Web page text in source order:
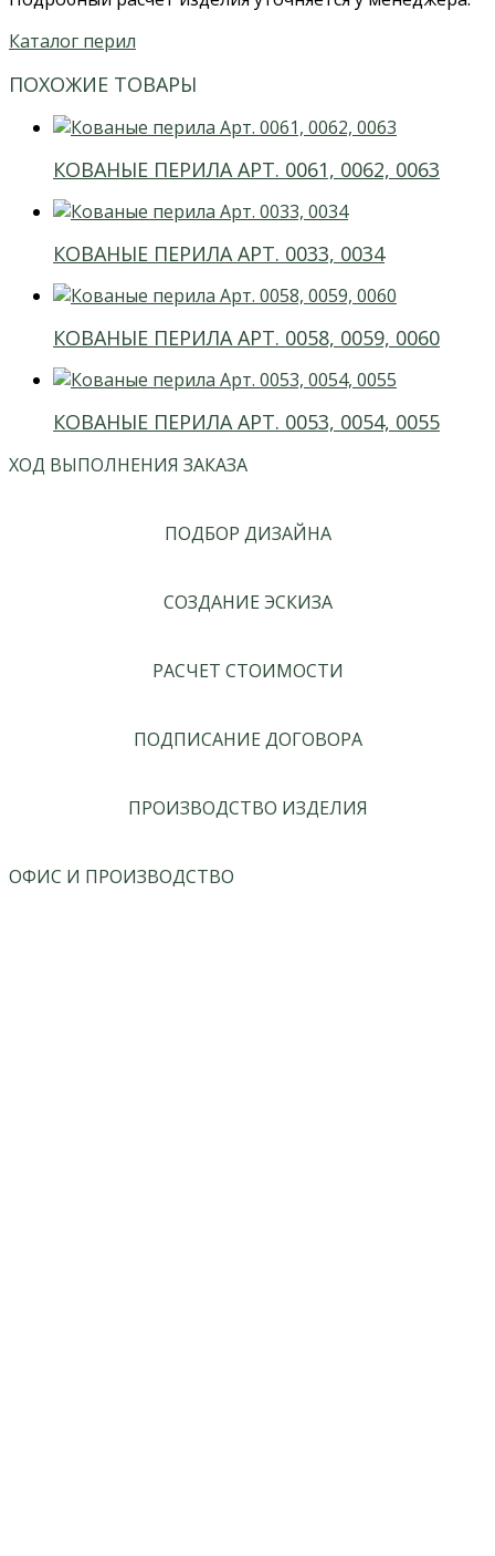
Каталог перил
ПОХОЖИЕ ТОВАРЫ
КОВАНЫЕ ПЕРИЛА АРТ. 0061, 0062, 0063
КОВАНЫЕ ПЕРИЛА АРТ. 0033, 0034
КОВАНЫЕ ПЕРИЛА АРТ. 0058, 0059, 0060
КОВАНЫЕ ПЕРИЛА АРТ. 0053, 0054, 0055
ХОД ВЫПОЛНЕНИЯ ЗАКАЗА
ПОДБОР ДИЗАЙНА
СОЗДАНИЕ ЭСКИЗА
РАСЧЕТ СТОИМОСТИ
ПОДПИСАНИЕ ДОГОВОРА
ПРОИЗВОДСТВО ИЗДЕЛИЯ
ОФИС И ПРОИЗВОДСТВО